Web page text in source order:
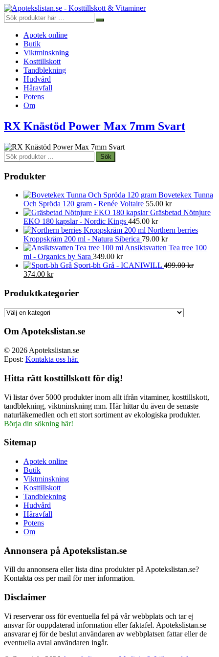
Apotek online
Butik
Viktminskning
Kosttillskott
Tandblekning
Hudvård
Håravfall
Potens
Om
RX Knästöd Power Max 7mm Svart
Sök
efter:
Sök
Produkter
Bovetekex Tunna
Och Spröda 120 gram - Renée Voltaire 55.00 kr
Gräsbetad Nötnjure
EKO 180 kapslar - Nordic Kings 445.00 kr
Northern berries
Kroppskräm 200 ml - Natura Siberica 79.00 kr
Ansiktsvatten Tea tree 100
ml - Organics by Sara 349.00 kr
Sport-bh Grå - ICANIWILL 499.00kr
Det
priset
499.00 kr.
374.00 krDet
priset
är:
374.00 kr.
Produktkategorier
Om Apotekslistan.se
© 2026 Apotekslistan.se
Epost: Kontakta oss här.
Hitta rätt kosttillskott för dig!
Vi listar över 5000 produkter inom allt ifrån vitaminer, kosttillskott,
tandblekning, viktminskning mm. Här hittar du även de senaste
naturläkemedlen och ett stort sortiment av ekologiska produkter.
Börja din sökning här!
Sitemap
Apotek online
Butik
Viktminskning
Kosttillskott
Tandblekning
Hudvård
Håravfall
Potens
Om
Annonsera på Apotekslistan.se
Vill du annonsera eller lista dina produkter på Apotekslistan.se?
Kontakta oss per mail för mer information.
Disclaimer
Vi reserverar oss för eventuella fel på vår webbplats och tar ej
ansvar för ouppdaterad information eller faktafel. Apotekslistan.se
ansvarar ej för de beslut användaren av webbplatsen fattar eller de
eventuella avtal användaren ingår.